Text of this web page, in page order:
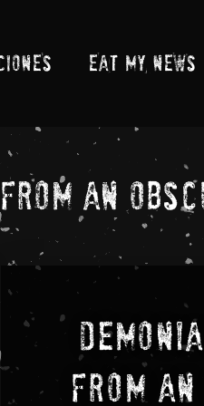
EAT MY NEWS
An
From